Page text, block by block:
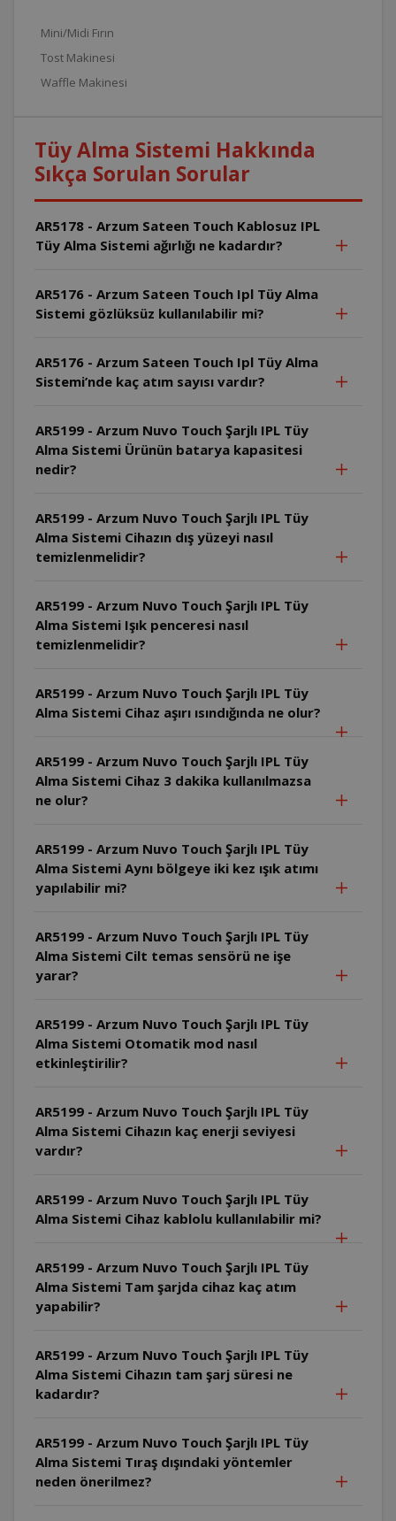
Mini/Midi Fırın
Tost Makinesi
Waffle Makinesi
Tüy Alma Sistemi Hakkında
Sıkça Sorulan Sorular
AR5178 - Arzum Sateen Touch Kablosuz IPL
Tüy Alma Sistemi ağırlığı ne kadardır?
AR5176 - Arzum Sateen Touch Ipl Tüy Alma
Sistemi gözlüksüz kullanılabilir mi?
AR5176 - Arzum Sateen Touch Ipl Tüy Alma
Sistemi’nde kaç atım sayısı vardır?
AR5199 - Arzum Nuvo Touch Şarjlı IPL Tüy
Alma Sistemi Ürünün batarya kapasitesi
nedir?
AR5199 - Arzum Nuvo Touch Şarjlı IPL Tüy
Alma Sistemi Cihazın dış yüzeyi nasıl
temizlenmelidir?
AR5199 - Arzum Nuvo Touch Şarjlı IPL Tüy
Alma Sistemi Işık penceresi nasıl
temizlenmelidir?
AR5199 - Arzum Nuvo Touch Şarjlı IPL Tüy
Alma Sistemi Cihaz aşırı ısındığında ne olur?
AR5199 - Arzum Nuvo Touch Şarjlı IPL Tüy
Alma Sistemi Cihaz 3 dakika kullanılmazsa
ne olur?
AR5199 - Arzum Nuvo Touch Şarjlı IPL Tüy
Alma Sistemi Aynı bölgeye iki kez ışık atımı
yapılabilir mi?
AR5199 - Arzum Nuvo Touch Şarjlı IPL Tüy
Alma Sistemi Cilt temas sensörü ne işe
yarar?
AR5199 - Arzum Nuvo Touch Şarjlı IPL Tüy
Alma Sistemi Otomatik mod nasıl
etkinleştirilir?
AR5199 - Arzum Nuvo Touch Şarjlı IPL Tüy
Alma Sistemi Cihazın kaç enerji seviyesi
vardır?
AR5199 - Arzum Nuvo Touch Şarjlı IPL Tüy
Alma Sistemi Cihaz kablolu kullanılabilir mi?
AR5199 - Arzum Nuvo Touch Şarjlı IPL Tüy
Alma Sistemi Tam şarjda cihaz kaç atım
yapabilir?
AR5199 - Arzum Nuvo Touch Şarjlı IPL Tüy
Alma Sistemi Cihazın tam şarj süresi ne
kadardır?
AR5199 - Arzum Nuvo Touch Şarjlı IPL Tüy
Alma Sistemi Tıraş dışındaki yöntemler
neden önerilmez?